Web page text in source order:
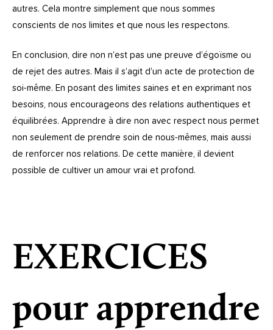
autres. Cela montre simplement que nous sommes
conscients de nos limites et que nous les respectons.
En conclusion, dire non n’est pas une preuve d’égoïsme ou
de rejet des autres. Mais il s’agit d’un acte de protection de
soi-même. En posant des limites saines et en exprimant nos
besoins, nous encourageons des relations authentiques et
équilibrées. Apprendre à dire non avec respect nous permet
non seulement de prendre soin de nous-mêmes, mais aussi
de renforcer nos relations. De cette manière, il devient
possible de cultiver un amour vrai et profond.
EXERCICES
pour apprendre